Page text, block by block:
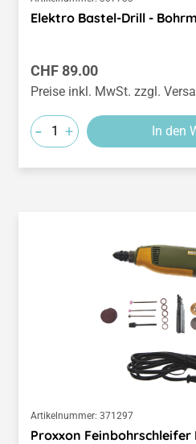
Elektro Bastel-Drill -
Regulärer Preis:
CHF 89.00
Preise inkl. MwSt. zzgl.
- + In den
Artikelnummer: 371297
Proxxon Feinbohrschleifer